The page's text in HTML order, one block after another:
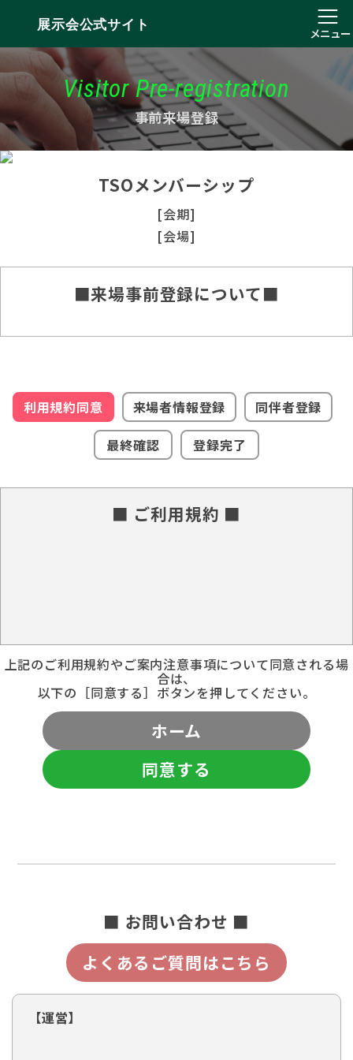
展示会公式サイト
メニュー
Visitor Pre-registration
事前来場登録
TSOメンバーシップ
[会期]
[会場]
■来場事前登録について■
利用規約同意 来場者情報登録
同伴者登録
最終確認
登録完了
■ ご利用規約 ■
上記のご利用規約やご案内注意事項について同意される場
合は、
以下の［同意する］ボタンを押してください。
ホーム
同意する
■ お問い合わせ ■
よくあるご質問はこちら
【運営】